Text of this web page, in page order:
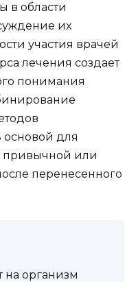
в области
их
участия врачей
лечения создает
понимания
основой для
привычной или
перенесенного
на организм